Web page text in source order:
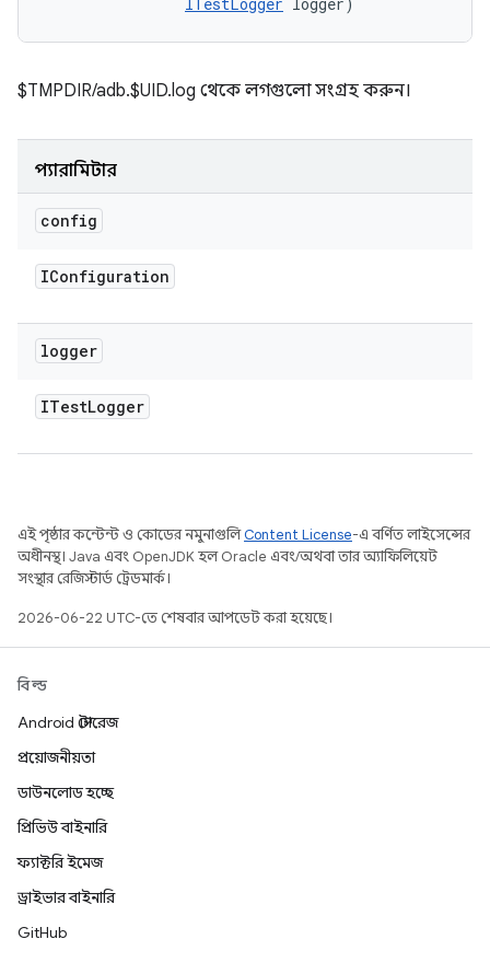
$TMPDIR/adb.$UID.log থেকে লগগুলো সংগ্রহ করুন।
প্যারামিটার
config
IConfiguration
logger
ITestLogger
এই পৃষ্ঠার কন্টেন্ট ও কোডের নমুনাগুলিContent License-এ বর্ণিত লাইসেন্সের
অধীনস্থ। Java এবং OpenJDK হল Oracle এবং/অথবা তার অ্যাফিলিয়েট
সংস্থার রেজিস্টার্ড ট্রেডমার্ক।
2026-06-22 UTC-তে শেষবার আপডেট করা হয়েছে।
বিল্ড
Android স্টোরেজ
প্রয়োজনীয়তা
ডাউনলোড হচ্ছে
প্রিভিউ বাইনারি
ফ্যাক্টরি ইমেজ
ড্রাইভার বাইনারি
GitHub